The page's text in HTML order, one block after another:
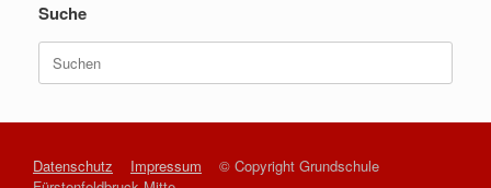
Suche
Suche
nach:
Datenschutz Impressum © Copyright Grundschule